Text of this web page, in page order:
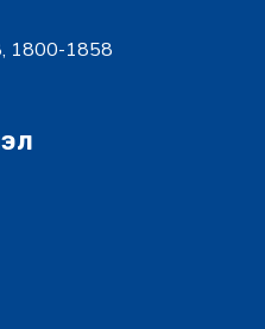
1800-1858